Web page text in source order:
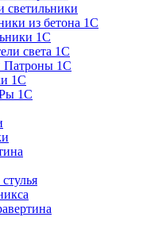
светильники
из бетона 1С
1С
света 1С
1С
1С
1С